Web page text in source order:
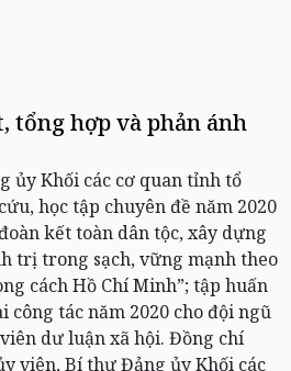
tổng hợp và phản ánh
ủy Khối các cơ quan tỉnh tổ
học tập chuyên đề năm 2020
kết toàn dân tộc, xây dựng
trị trong sạch, vững mạnh theo
cách Hồ Chí Minh”; tập huấn
tác năm 2020 cho đội ngũ
dư luận xã hội. Đồng chí
viên, Bí thư Đảng ủy Khối các